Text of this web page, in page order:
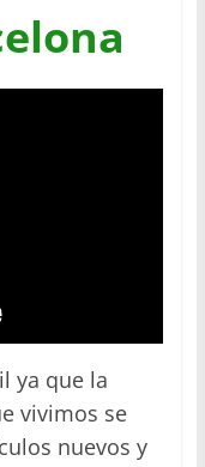
ya que la
vivimos se
nuevos y